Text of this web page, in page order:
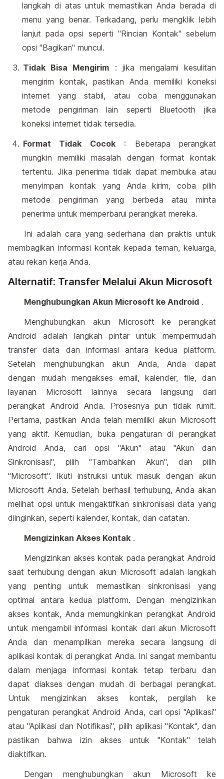
langkah di atas untuk memastikan Anda berada di
menu yang benar. Terkadang, perlu mengklik lebih
lanjut pada opsi seperti "Rincian Kontak" sebelum
opsi "Bagikan" muncul.
Tidak Bisa Mengirim : jika mengalami kesulitan
mengirim kontak, pastikan Anda memiliki koneksi
internet yang stabil, atau coba menggunakan
metode pengiriman lain seperti Bluetooth jika
koneksi internet tidak tersedia.
Format Tidak Cocok: Beberapa perangkat
mungkin memiliki masalah dengan format kontak
tertentu. Jika penerima tidak dapat membuka atau
menyimpan kontak yang Anda kirim, coba pilih
metode pengiriman yang berbeda atau minta
penerima untuk memperbarui perangkat mereka.
Ini adalah cara yang sederhana dan praktis untuk
membagikan informasi kontak kepada teman, keluarga,
atau rekan kerja Anda.
Alternatif: Transfer Melalui Akun Microsoft
Menghubungkan Akun Microsoft ke Android .
Menghubungkan akun Microsoft ke perangkat
Android adalah langkah pintar untuk mempermudah
transfer data dan informasi antara kedua platform.
Setelah menghubungkan akun Anda, Anda dapat
dengan mudah mengakses email, kalender, file, dan
layanan Microsoft lainnya secara langsung dari
perangkat Android Anda. Prosesnya pun tidak rumit.
Pertama, pastikan Anda telah memiliki akun Microsoft
yang aktif. Kemudian, buka pengaturan di perangkat
Android Anda, cari opsi "Akun" atau "Akun dan
Sinkronisasi", pilih "Tambahkan Akun", dan pilih
"Microsoft". Ikuti instruksi untuk masuk dengan akun
Microsoft Anda. Setelah berhasil terhubung, Anda akan
melihat opsi untuk mengaktifkan sinkronisasi data yang
diinginkan, seperti kalender, kontak, dan catatan.
Mengizinkan Akses Kontak .
Mengizinkan akses kontak pada perangkat Android
saat terhubung dengan akun Microsoft adalah langkah
yang penting untuk memastikan sinkronisasi yang
optimal antara kedua platform. Dengan mengizinkan
akses kontak, Anda memungkinkan perangkat Android
untuk mengambil informasi kontak dari akun Microsoft
Anda dan menampilkan mereka secara langsung di
aplikasi kontak di perangkat Anda. Ini sangat membantu
dalam menjaga informasi kontak tetap terbaru dan
dapat diakses dengan mudah di berbagai perangkat.
Untuk mengizinkan akses kontak, pergilah ke
pengaturan perangkat Android Anda, cari opsi "Aplikasi"
atau "Aplikasi dan Notifikasi", pilih aplikasi "Kontak", dan
pastikan bahwa izin akses untuk "Kontak" telah
diaktifkan.
Dengan menghubungkan akun Microsoft ke